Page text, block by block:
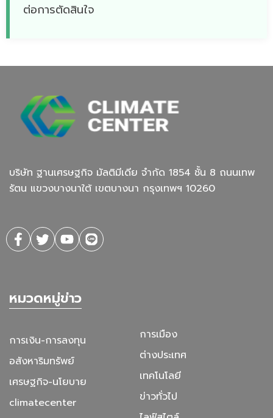
ต่อการตัดสินใจ
บริษัท ฐานเศรษฐกิจ มัลติมีเดีย จํากัด 1854 ชั้น 8 ถนนเทพ
รัตน แขวงบางนาใต้ เขตบางนา กรุงเทพฯ 10260
หมวดหมู่ข่าว
การเงิน-การลงทุน
อสังหาริมทรัพย์
เศรษฐกิจ-นโยบาย
climatecenter
การเมือง
ต่างประเทศ
เทคโนโลยี
ข่าวทั่วไป